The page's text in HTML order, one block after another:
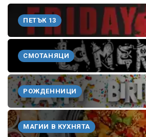
ПЕТЪК 13
СМОТАНЯЦИ
РОЖДЕННИЦИ
МАГИИ В КУХНЯТА